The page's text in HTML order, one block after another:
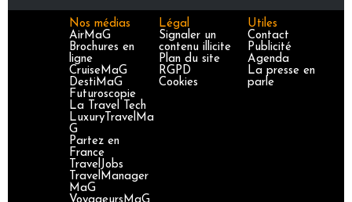
Nos médias
AirMaG
Brochures en
ligne
CruiseMaG
DestiMaG
Futuroscopie
La Travel Tech
LuxuryTravelMa
G
Partez en
France
TravelJobs
TravelManager
MaG
Légal
Signaler un
contenu illicite
Plan du site
RGPD
Cookies
Utiles
Contact
Publicité
Agenda
La presse en
parle